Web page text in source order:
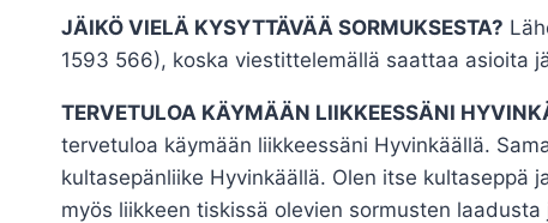
JÄIKÖ VIELÄ KYSYTTÄVÄÄ SORMUKSESTA?
1593 566), koska viestittelemällä saattaa asioita
TERVETULOA KÄYMÄÄN LIIKKEESSÄNI
tervetuloa käymään liikkeessäni Hyvinkäällä.
kultasepänliike Hyvinkäällä. Olen itse kultaseppä
myös liikkeen tiskissä olevien sormusten